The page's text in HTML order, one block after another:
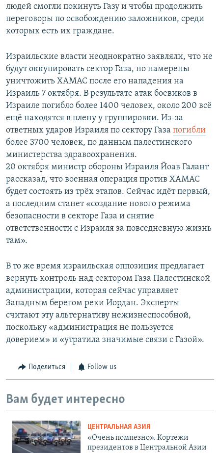
людей смогли покинуть Газу и чтобы продолжить
переговоры по освобождению заложников, среди
которых есть их граждане.
Израильские власти неоднократно заявляли, что не
будут оккупировать сектор Газа, но намерены
уничтожить ХАМАС после его нападения на
Израиль 7 октября. В результате атак боевиков в
Израиле погибло более 1400 человек, около 200 всё
ещё находятся в плену у группировки. Из-за
ответных ударов Израиля по сектору Газа погибли
более 3700 человек, по данным палестинского
министерства здравоохранения.
20 октября министр обороны Израиля Йоав Галант
рассказал, что военная операция против ХАМАС
будет состоять из трёх этапов. Сейчас идёт первый,
а последним станет «создание нового режима
безопасности в секторе Газа и снятие
ответственности с Израиля за повседневную жизнь
там».
В то же время израильская оппозиция предлагает
вернуть контроль над сектором Газа Палестинской
администрации, которая сейчас управляет
Западным берегом реки Иордан. Эксперты
считают эту альтернативу нежизнеспособной,
поскольку «администрация не пользуется
доверием» и «утратила значимые связи с Газой».
Поделиться Follow us
Вам будет интересно
ЦЕНТРАЛЬНАЯ АЗИЯ
«Очень помпезно». Кортежи
президентов в Центральной Азии